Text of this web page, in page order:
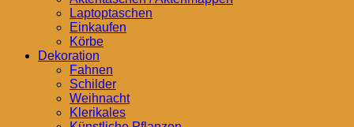
Laptoptaschen
Einkaufen
Körbe
Dekoration
Fahnen
Schilder
Weihnacht
Klerikales